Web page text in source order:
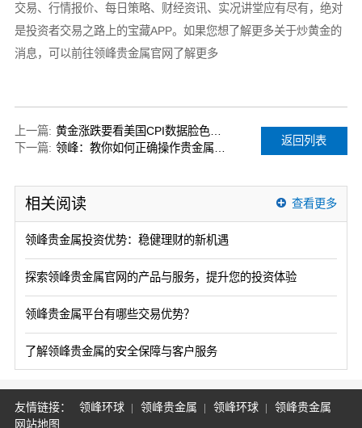
交易、行情报价、每日策略、财经资讯、实况讲堂应有尽有，绝对
是投资者交易之路上的宝藏APP。如果您想了解更多关于炒黄金的
消息，可以前往领峰贵金属官网了解更多
上一篇:
黄金涨跌要看美国CPI数据脸色？领峰贵金属助您摸清玄机！
下一篇:
领峰：教你如何正确操作贵金属交易策略
返回列表
相关阅读 查看更多
领峰贵金属投资优势：稳健理财的新机遇
探索领峰贵金属官网的产品与服务，提升您的投资体验
领峰贵金属平台有哪些交易优势？
了解领峰贵金属的安全保障与客户服务
友情链接： 领峰环球 领峰贵金属 领峰环球
领峰贵金属
网站地图